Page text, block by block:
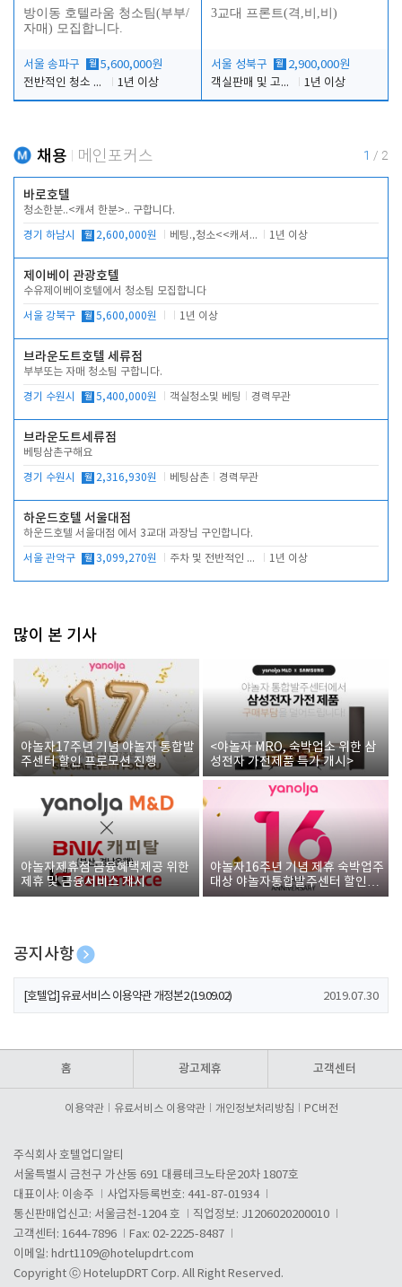
방이동 호텔라움 청소팀(부부/
자매) 모집합니다.
서울 송파구 월 5,600,000원
전반적인 청소 업무(객실청소.객실정리)
1년 이상
3교대 프론트(격,비,비)
서울 성북구 월 2,900,000원
객실판매 및 고객응대
1년 이상
채용 메인포커스 1 / 2
바로호텔
청소한분..<캐셔 한분>.. 구합니다.
경기 하남시 월 2,600,000원 베팅.,청소<<캐셔 모셔봅니다. 1년 이상
제이베이 관광호텔
수유제이베이호텔에서 청소팀 모집합니다
서울 강북구 월 5,600,000원 1년 이상
브라운도트호텔 세류점
부부또는 자매 청소팀 구합니다.
경기 수원시 월 5,400,000원 객실청소및 베팅 경력무관
브라운도트세류점
베팅삼촌구해요
경기 수원시 월 2,316,930원 베팅삼촌 경력무관
하운드호텔 서울대점
하운드호텔 서울대점 에서 3교대 과장님 구인합니다.
서울 관악구 월 3,099,270원 주차 및 전반적인 당번업무 1년 이상
많이 본 기사
야놀자17주년 기념 야놀자 통합발
주센터 할인 프로모션 진행
<야놀자 MRO, 숙박업소 위한 삼
성전자 가전제품 특가 개시>
야놀자제휴점 금융혜택제공 위한
제휴 및 금융서비스 게시
야놀자16주년 기념 제휴 숙박업주
대상 야놀자통합발주센터 할인쿠
폰 증정
공지사항
[호텔업] 개인정보 처리방침 개정본1 (19.09.02)
[호텔업] 유료서비스 이용약관 개정본2 (19.09.02) 2019.07.30
홈 광고제휴 고객센터
이용약관 유료서비스 이용약관 개인정보처리방침 PC버전
주식회사 호텔업디알티
서울특별시 금천구 가산동 691 대륭테크노타운20차 1807호
대표이사: 이송주
사업자등록번호: 441-87-01934
통신판매업신고: 서울금천-1204 호
직업정보: J1206020200010
고객센터: 1644-7896
Fax: 02-2225-8487
이메일: hdrt1109@hotelupdrt.com
Copyright ⓒ HotelupDRT Corp. All Right Reserved.